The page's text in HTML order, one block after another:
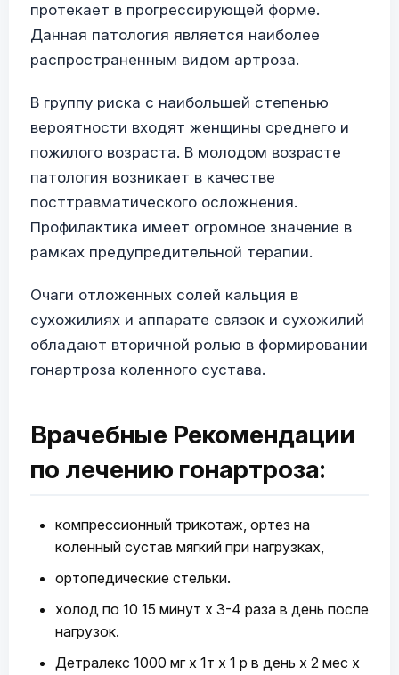
протекает в прогрессирующей форме.
Данная патология является наиболее
распространенным видом артроза.
В группу риска с наибольшей степенью
вероятности входят женщины среднего и
пожилого возраста. В молодом возрасте
патология возникает в качестве
посттравматического осложнения.
Профилактика имеет огромное значение в
рамках предупредительной терапии.
Очаги отложенных солей кальция в
сухожилиях и аппарате связок и сухожилий
обладают вторичной ролью в формировании
гонартроза коленного сустава.
Врачебные Рекомендации
по лечению гонартроза:
компрессионный трикотаж, ортез на
коленный сустав мягкий при нагрузках,
ортопедические стельки.
холод по 10 15 минут х 3-4 раза в день после
нагрузок.
Детралекс 1000 мг х 1т х 1 р в день х 2 мес х